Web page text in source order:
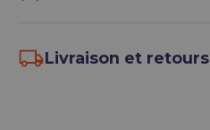
Livraison et retours